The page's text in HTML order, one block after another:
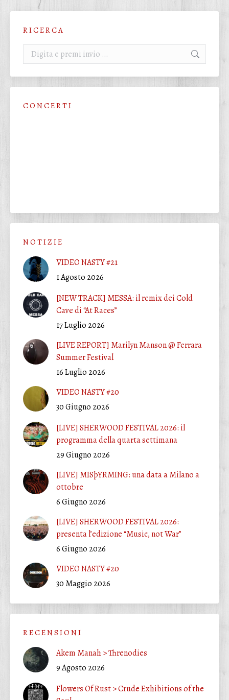
R I C E R C A
Cerca:
C O N C E R T I
N O T I Z I E
VIDEO NASTY #21
1 Agosto 2026
[NEW TRACK] MESSA: il remix dei Cold
Cave di “At Races”
17 Luglio 2026
[LIVE REPORT] Marilyn Manson @ Ferrara
Summer Festival
16 Luglio 2026
VIDEO NASTY #20
30 Giugno 2026
[LIVE] SHERWOOD FESTIVAL 2026: il
programma della quarta settimana
29 Giugno 2026
[LIVE] MISþYRMING: una data a Milano a
ottobre
6 Giugno 2026
[LIVE] SHERWOOD FESTIVAL 2026:
presenta l’edizione “Music, not War”
6 Giugno 2026
VIDEO NASTY #20
30 Maggio 2026
R E C E N S I O N I
Akem Manah > Threnodies
9 Agosto 2026
Flowers Of Rust > Crude Exhibitions of the